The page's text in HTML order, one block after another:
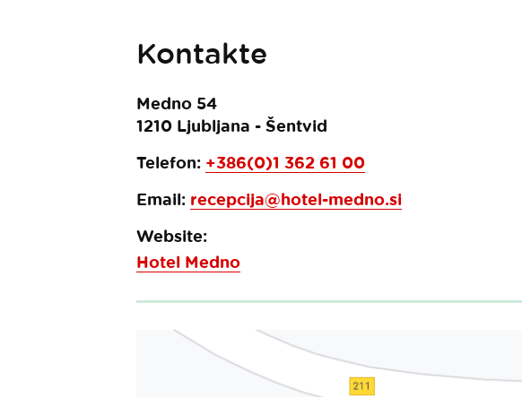
Kontakte
Medno 54
1210 Ljubljana - Šentvid
Telefon: +386(0)1 362 61 00
Email: recepcija@hotel-medno.si
Website:
Hotel Medno